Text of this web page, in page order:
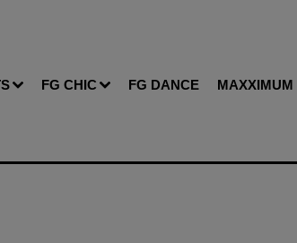
FG CHIC FG DANCE MAXXIMUM